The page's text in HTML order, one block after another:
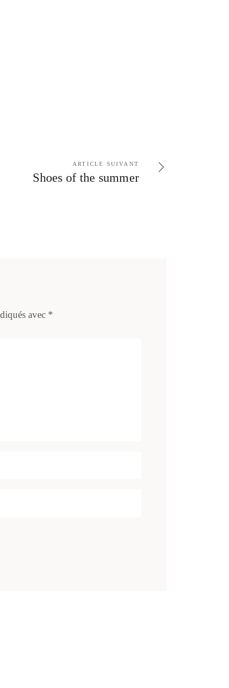
ARTICLE SUIVANT
Shoes of the summer
avec *